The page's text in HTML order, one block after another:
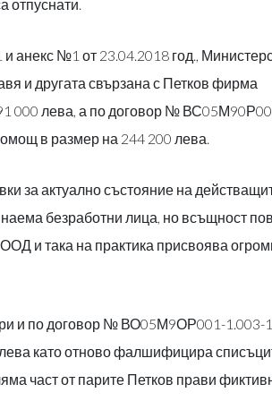
отпуснати.
№1 от 23.04.2018 год.,
и другата свързана с Петков фирма
000 лева, а по договор №
в размер на 244 200 лева.
за актуално състояние на
безработни лица, но всъщност
и така на практика присвоява
и по договор № ВО05М9ОР001-1.003-
като отново фалшифицира
част от парите Петков прави